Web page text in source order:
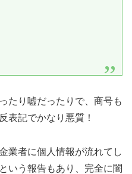
たり嘘だったりで、商号も
表記でかなり悪質！
業者に個人情報が流れてし
いう報告もあり、完全に闇